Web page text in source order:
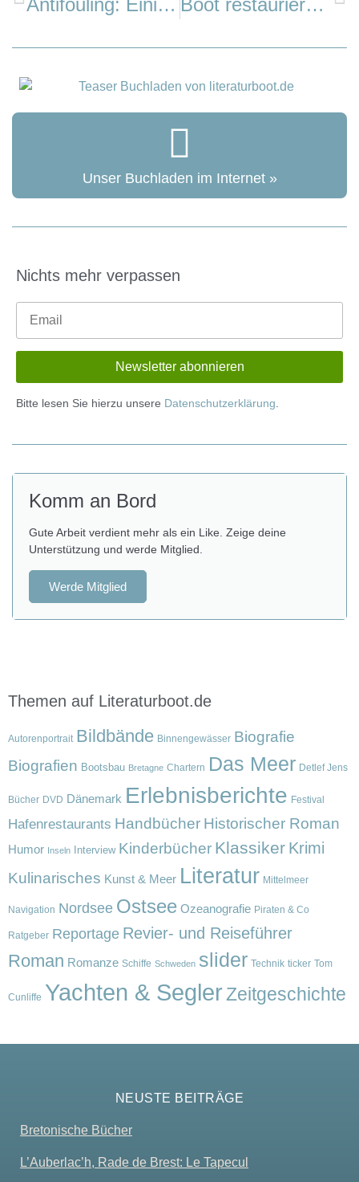
Unser Buchladen im Internet »
Nichts mehr verpassen
Bitte lesen Sie hierzu unsere Datenschutzerklärung
Komm an Bord
Gute Arbeit verdient mehr als ein Like. Zeige deine
Unterstützung und werde Mitglied.
Werde Mitglied
Themen auf Literaturboot.de
Autorenportrait Bildbände Binnengewässer Biografie
Biografien Bootsbau Bretagne Chartern Das Meer Detlef Jens
Bücher DVD Dänemark Erlebnisberichte Festival
Hafenrestaurants Handbücher Historischer Roman
Humor Inseln Interview Kinderbücher Klassiker Krimi
Kulinarisches Kunst & Meer Literatur Mittelmeer
Navigation Nordsee Ostsee Ozeanografie Piraten & Co
Ratgeber Reportage Revier- und Reiseführer
Roman Romanze Schiffe Schweden slider Technik ticker Tom
Cunliffe Yachten & SeglerZeitgeschichte
NEUSTE BEITRÄGE
Bretonische Bücher
L’Auberlac’h, Rade de Brest: Le Tapecul